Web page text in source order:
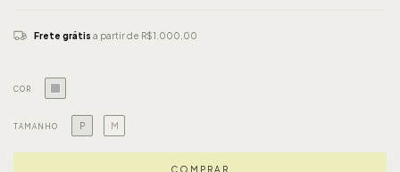
Frete grátis a partir de R$1.000,00
COR
TAMANHO P M